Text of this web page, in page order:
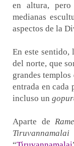
en altura, pero
medianas
aspectos de la
En este sentido,
del norte, que
grandes
entrada en
incluso un
Aparte de
Tiruvannamalai